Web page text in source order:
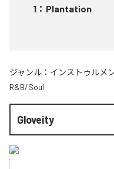
1 ： Plantation
ジャンル： インストゥルメ
R&B/Soul
Gloveity